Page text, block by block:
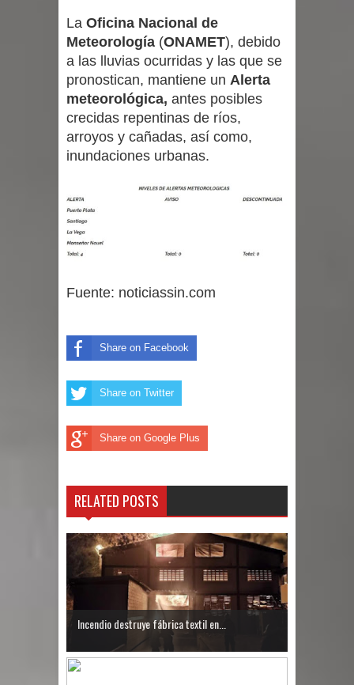
La Oficina Nacional de
Meteorología (ONAMET), debido
a las lluvias ocurridas y las que se
pronostican, mantiene un Alerta
meteorológica, antes posibles
crecidas repentinas de ríos,
arroyos y cañadas, así como,
inundaciones urbanas.
Fuente: noticiassin.com
Share on Facebook
Share on Twitter
Share on Google Plus
RELATED POSTS
Incendio destruye fábrica textil en...